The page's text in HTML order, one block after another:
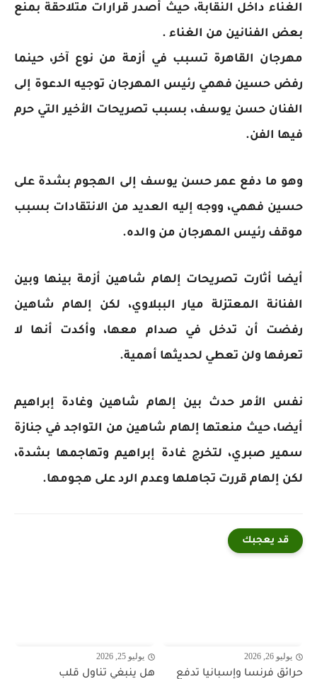
الغناء داخل النقابة، حيث أصدر قرارات متلاحقة بمنع
بعض الفنانين من الغناء .
مهرجان القاهرة تسبب في أزمة من نوع آخر، حينما
رفض حسين فهمي رئيس المهرجان توجيه الدعوة إلى
الفنان حسن يوسف، بسبب تصريحات الأخير التي حرم
فيها الفن.
وهو ما دفع عمر حسن يوسف إلى الهجوم بشدة على
حسين فهمي، ووجه إليه العديد من الانتقادات بسبب
موقف رئيس المهرجان من والده.
أيضا أثارت تصريحات إلهام شاهين أزمة بينها وبين
الفنانة المعتزلة ميار الببلاوي، لكن إلهام شاهين
رفضت أن تدخل في صدام معها، وأكدت أنها لا
تعرفها ولن تعطي لحديثها أهمية.
نفس الأمر حدث بين إلهام شاهين وغادة إبراهيم
أيضا، حيث منعتها إلهام شاهين من التواجد في جنازة
سمير صبري، لتخرج غادة إبراهيم وتهاجمها بشدة،
لكن إلهام قررت تجاهلها وعدم الرد على هجومها.
قد يعجبك
يوليو 26, 2026
حرائق فرنسا وإسبانيا تدفع
يوليو 25, 2026
هل ينبغي تناول قلب